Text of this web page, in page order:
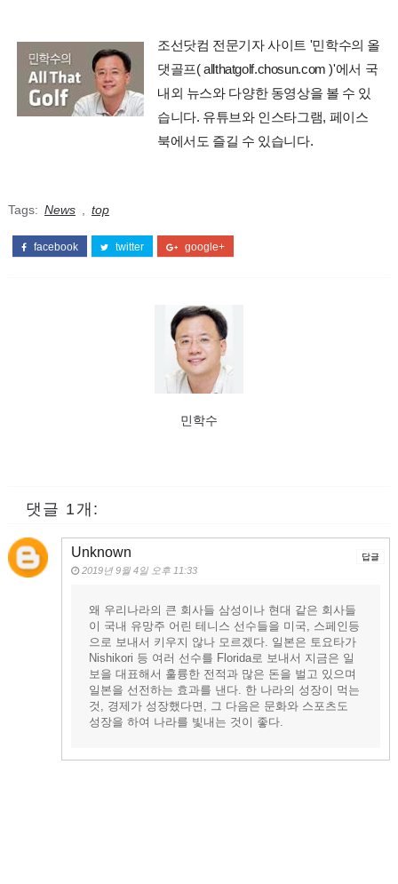
조선닷컴 전문기자 사이트 '민학수의 올
댓골프( allthatgolf.chosun.com )'에서 국
내외 뉴스와 다양한 동영상을 볼 수 있
습니다. 유튜브와 인스타그램, 페이스
북에서도 즐길 수 있습니다.
Tags: News top
facebook twitter google+
민학수
댓글 1개:
Unknown
2019년 9월 4일 오후 11:33
왜 우리나라의 큰 회사들 삼성이나 현대 같은 회사들
이 국내 유망주 어린 테니스 선수들을 미국, 스페인등
으로 보내서 키우지 않나 모르겠다. 일본은 토요타가
Nishikori 등 여러 선수를 Florida로 보내서 지금은 일
보을 대표해서 훌륭한 전적과 많은 돈을 벌고 있으며
일본을 선전하는 효과를 낸다. 한 나라의 성장이 먹는
것, 경제가 성장했다면, 그 다음은 문화와 스포츠도
성장을 하여 나라를 빛내는 것이 좋다.
답글